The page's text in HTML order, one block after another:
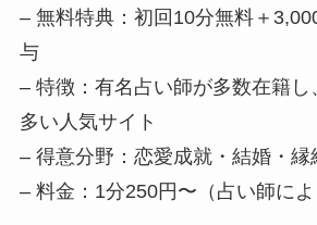
– 無料特典：初回10分無料＋
与
– 特徴：有名占い師が多数在籍し
多い人気サイト
– 得意分野：恋愛成就・結婚・縁
– 料金：1分250円〜（占い師によ